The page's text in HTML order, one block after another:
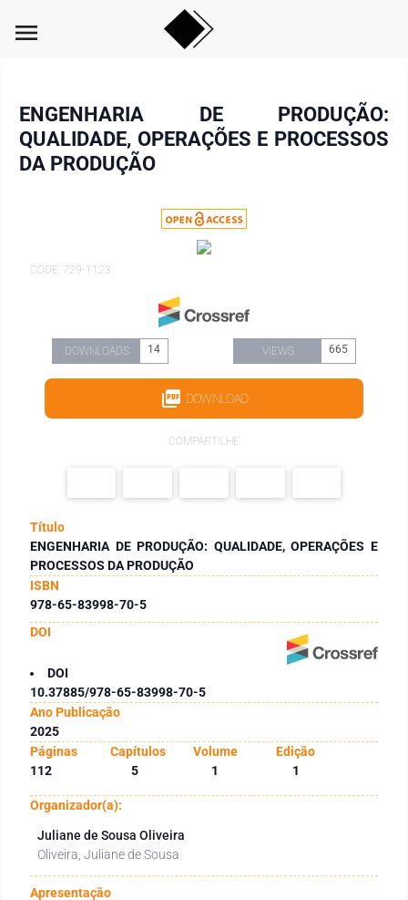
menu
ENGENHARIA DE PRODUÇÃO:
QUALIDADE, OPERAÇÕES E PROCESSOS
DA PRODUÇÃO
CODE: 729-1123
DOWNLOADS 14 VIEWS 665
DOWNLOAD
COMPARTILHE
Título
ENGENHARIA DE PRODUÇÃO: QUALIDADE, OPERAÇÕES E
PROCESSOS DA PRODUÇÃO
ISBN
978-65-83998-70-5
DOI
DOI
10.37885/978-65-83998-70-5
Ano Publicação
2025
Páginas
Capítulos Volume
Edição
112
5 1 1
Organizador(a):
Juliane de Sousa Oliveira
Oliveira, Juliane de Sousa
Apresentação